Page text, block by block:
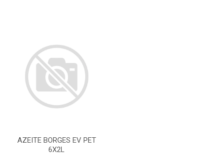
AZEITE BORGES EV PET
6X2L